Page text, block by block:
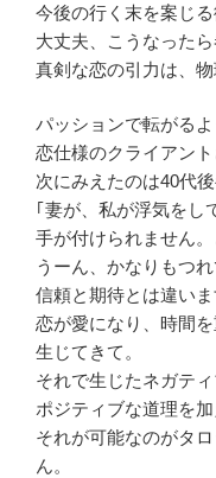
今後の行く末を案じる
大丈夫、こうなった
真剣な恋の引力は、
パッションで転がるよ
恋仕様のクライアン
次にみえたのは40代
｢妻が、私が浮気をし
手が付けられません
うーん、かなりもつ
信頼と期待とは違いま
恋が愛になり、時間
生じてきて。
それで生じたネガティ
ポジティブな道理を加
それが可能なのがタ
ん。